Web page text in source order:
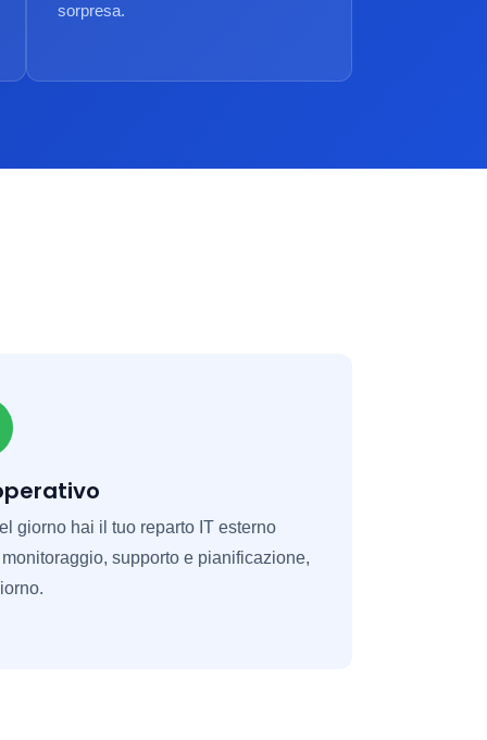
sorpresa.
giorno hai il tuo reparto IT esterno
supporto e pianificazione,